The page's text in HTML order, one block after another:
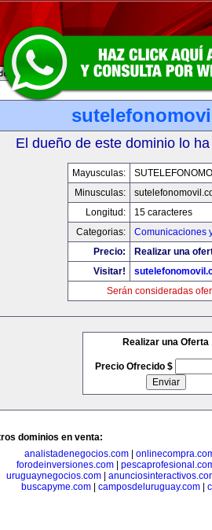
El dueño de este dominio lo
Mayusculas:
Minusculas:
Longitud:
15 caracteres
Categorias:
Comunicaciones
Precio:
Realizar una
Visitar!
Serán consideradas
Realizar una Oferta
Precio Ofrecido $
dominios en venta:
analistadenegocios.com
forodeinversiones.com
uruguaynegocios.com|
buscapyme.com
camposdeluruguay.com